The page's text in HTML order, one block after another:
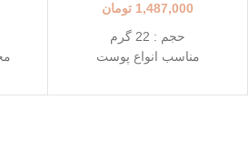
1,487,000 تومان
حجم : 22 گرم
مناسب انواع پوست
استفاده آسان و قابل حمل